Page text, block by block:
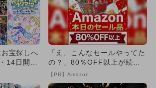
お宝探しへ
14日開催
「え、こんなセールやってた
の？」80％OFF以上が続々
登場！Amazonの本気が...
【PR】Amazon